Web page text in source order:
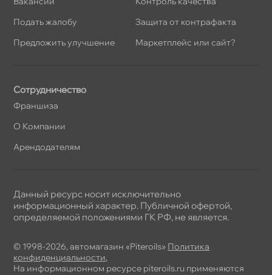
Подать жалобу
Предложить улучшение
Защита от контрафакта
Маркетплейс или сайт?
Сотрудничество
Франшиза
О Компании
Арендодателям
© 1998-2026, автомагазин «Piteroils» Политика
конфиденциальности,
На информационном ресурсе piteroils.ru применяются
Данный ресурс носит исключительно
информационный характер. Публичной офертой,
определяемой положениями ГК РФ, не является.